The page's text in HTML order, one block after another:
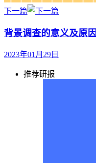
下一篇
背景调查的意义及原因
2023年01月29日
推荐研报